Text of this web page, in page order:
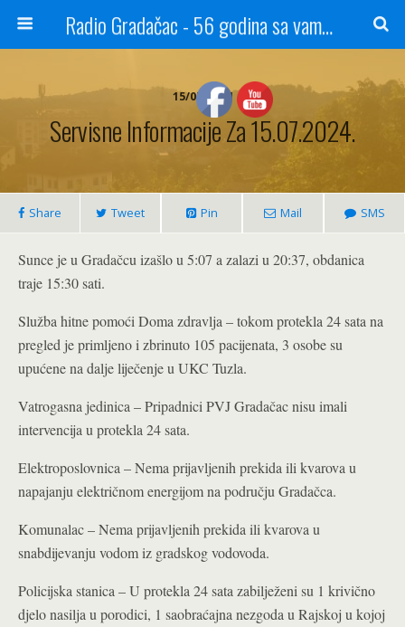
Radio Gradačac - 56 godina sa vama...
15/07/2024
Servisne Informacije Za 15.07.2024.
Share Tweet Pin Mail SMS
Sunce je u Gradačcu izašlo u 5:07 a zalazi u 20:37, obdanica
traje 15:30 sati.
Služba hitne pomoći Doma zdravlja – tokom protekla 24 sata na
pregled je primljeno i zbrinuto 105 pacijenata, 3 osobe su
upućene na dalje liječenje u UKC Tuzla.
Vatrogasna jedinica – Pripadnici PVJ Gradačac nisu imali
intervencija u protekla 24 sata.
Elektroposlovnica – Nema prijavljenih prekida ili kvarova u
napajanju električnom energijom na području Gradačca.
Komunalac – Nema prijavljenih prekida ili kvarova u
snabdijevanju vodom iz gradskog vodovoda.
Policijska stanica – U protekla 24 sata zabilježeni su 1 krivično
djelo nasilja u porodici, 1 saobraćajna nezgoda u Rajskoj u kojoj